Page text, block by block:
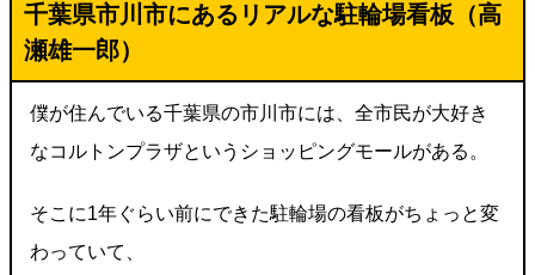
千葉県市川市にあるリアルな駐輪場看板（高
瀬雄一郎）
僕が住んでいる千葉県の市川市には、全市民が大好き
なコルトンプラザというショッピングモールがある。
そこに1年ぐらい前にできた駐輪場の看板がちょっと変
わっていて、